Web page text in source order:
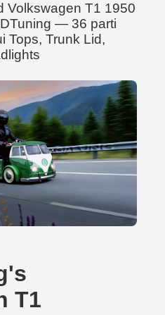
Volkswagen T1 1950
— 36 parti
Tops, Trunk Lid,
T1